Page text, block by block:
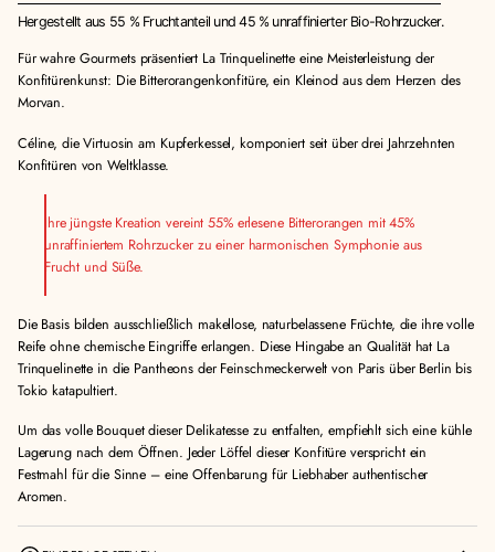
n
e
n
-
o
n
E
x
t
r
3
7
0
g
n
g
e
n
K
o
r
e
E
x
t
a
3
7
0
a
g
e
K
o
i
t
ü
e
E
x
a
3
7
Hergestellt aus 55 % Fruchtanteil und 45 % unraffinierter Bio-Rohrzucker.
Für wahre Gourmets präsentiert La Trinquelinette eine Meisterleistung der
Konfitürenkunst: Die Bitterorangenkonfitüre, ein Kleinod aus dem Herzen des
Morvan.
Céline, die Virtuosin am Kupferkessel, komponiert seit über drei Jahrzehnten
Konfitüren von Weltklasse.
Ihre jüngste Kreation vereint 55% erlesene Bitterorangen mit 45%
unraffiniertem Rohrzucker zu einer harmonischen Symphonie aus
Frucht und Süße.
Die Basis bilden ausschließlich makellose, naturbelassene Früchte, die ihre volle
Reife ohne chemische Eingriffe erlangen. Diese Hingabe an Qualität hat La
Trinquelinette in die Pantheons der Feinschmeckerwelt von Paris über Berlin bis
Tokio katapultiert.
Um das volle Bouquet dieser Delikatesse zu entfalten, empfiehlt sich eine kühle
Lagerung nach dem Öffnen. Jeder Löffel dieser Konfitüre verspricht ein
Festmahl für die Sinne – eine Offenbarung für Liebhaber authentischer
Aromen.